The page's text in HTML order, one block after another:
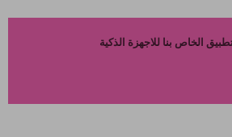
الخاص بنا للاجهزة الذكية